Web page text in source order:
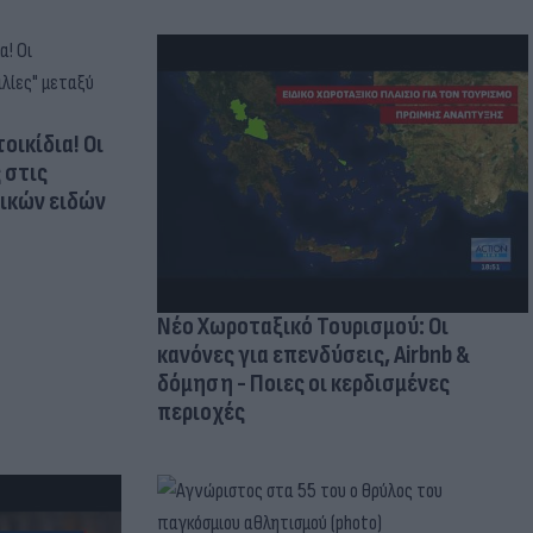
Οι
ειδών
Νέο Χωροταξικό Τουρισμού: Οι
κανόνες για επενδύσεις, Airbnb &
δόμηση - Ποιες οι κερδισμένες
περιοχές